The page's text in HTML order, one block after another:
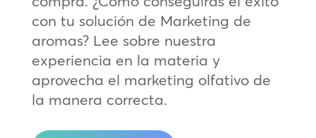
con tu solución de Marketing de
aromas? Lee sobre nuestra
experiencia en la materia y
aprovecha el marketing olfativo de
la manera correcta.